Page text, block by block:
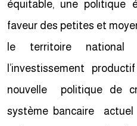
équitable, une politique
faveur des petites et
le territoire national
l’investissement
nouvelle politique de
système bancaire